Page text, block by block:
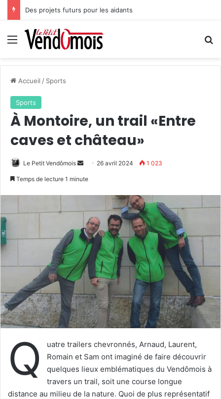
Des projets futurs pour les aidants
Menu
Accueil / Sports
Sports
À Montoire, un trail «Entre
caves et château»
Le Petit Vendômois
y
e
r
u
n
c
u
r
r
i
e
l
26 avril 2024 1 023
Temps de lecture 1 minute
Q
uatre trailers chevronnés, Arnaud, Laurent,
Romain et Sam ont imaginé de faire découvrir
quelques lieux emblématiques du Vendômois à
travers un trail, soit une course longue
distance au milieu de la nature. Quoi de plus représentatif